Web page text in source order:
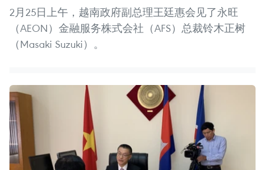
2月25日上午，越南政府副总理王廷惠会见了永旺
（AEON）金融服务株式会社（AFS）总裁铃木正树
（Masaki Suzuki）。